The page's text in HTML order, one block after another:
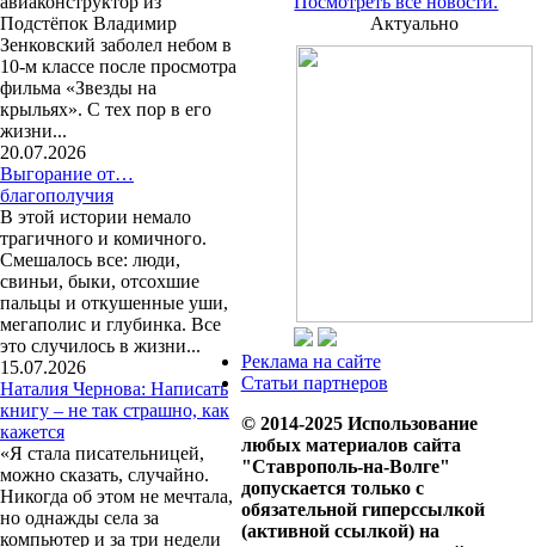
Подстёпок Владимир
Зенковский заболел небом в
10-м классе после просмотра
фильма «Звезды на
крыльях». С тех пор в его
жизни...
20.07.2026
Выгорание от…
благополучия
В этой истории немало
трагичного и комичного.
Смешалось все: люди,
свиньи, быки, отсохшие
пальцы и откушенные уши,
мегаполис и глубинка. Все
это случилось в жизни...
15.07.2026
Наталия Чернова: Написать
книгу – не так страшно, как
кажется
«Я стала писательницей,
можно сказать, случайно.
Никогда об этом не мечтала,
но однажды села за
компьютер и за три недели
Актуально
Реклама на сайте
Статьи партнеров
© 2014-2025 Использование
любых материалов сайта
"Ставрополь-на-Волге"
допускается только с
обязательной гиперссылкой
(активной ссылкой) на